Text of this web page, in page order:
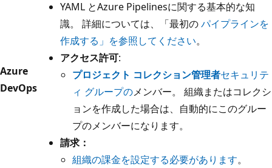
Azure
DevOps
YAML とAzure Pipelinesに関する基本的な知
識。 詳細については、「最初のパイプラインを
作成する」を参照してください。
アクセス許可:
プロジェクト コレクション管理者セキュリテ
ィ グループのメンバー。 組織またはコレクシ
ョンを作成した場合は、自動的にこのグルー
プのメンバーになります。
請求：
組織の課金を設定する必要があります。